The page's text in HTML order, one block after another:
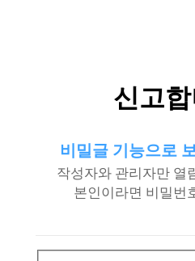
신고
비밀글 기능으로
작성자와 관리자만 열
본인이라면 비밀번